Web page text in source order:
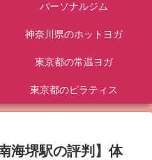
パーソナルジム
神奈川県のホットヨガ
東京都の常温ヨガ
東京都のピラティス
海堺駅の評判】体